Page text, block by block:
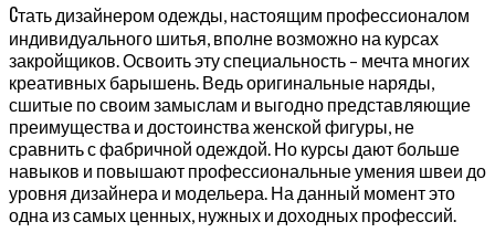
Стать дизайнером одежды, настоящим профессионалом
индивидуального шитья, вполне возможно на курсах
закройщиков. Освоить эту специальность – мечта многих
креативных барышень. Ведь оригинальные наряды,
сшитые по своим замыслам и выгодно представляющие
преимущества и достоинства женской фигуры, не
сравнить с фабричной одеждой. Но курсы дают больше
навыков и повышают профессиональные умения швеи до
уровня дизайнера и модельера. На данный момент это
одна из самых ценных, нужных и доходных профессий.